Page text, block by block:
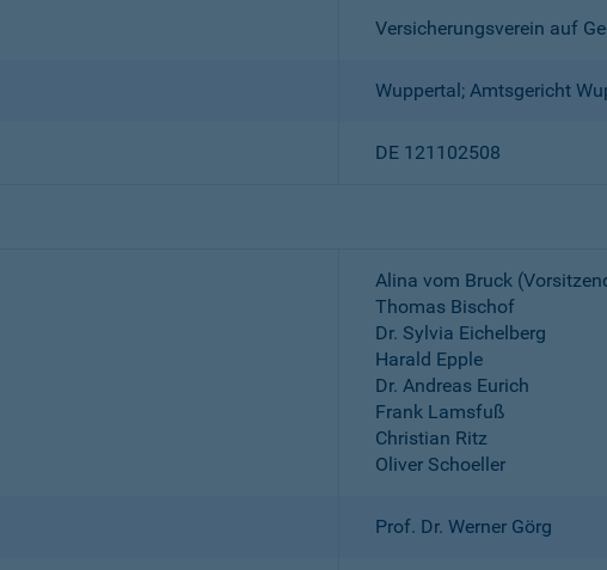
Versicherungsverein auf
Wuppertal; Amtsgericht
DE 121102508
Alina vom Bruck
Thomas Bischof
Dr. Sylvia Eichelberg
Harald Epple
Dr. Andreas Eurich
Frank Lamsfuß
Christian Ritz
Oliver Schoeller
Prof. Dr. Werner Görg